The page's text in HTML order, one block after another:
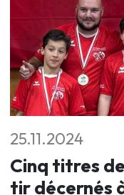
25.11.2024
Cinq titres
tir décernés